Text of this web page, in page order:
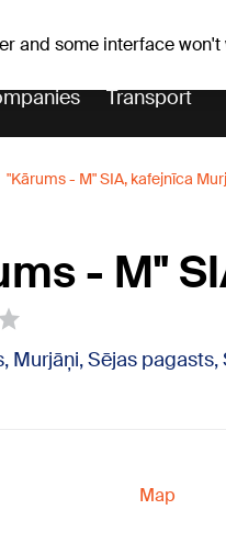
and some interface
Transport
"Kārums - M" SIA, kafejnīca
- M"
Murjāņi, Sējas pagasts,
Map